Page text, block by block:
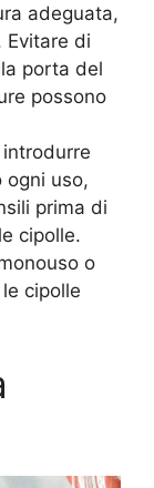
adeguata,
Evitare di
porta del
possono
ogni uso,
prima di
cipolle.
o
cipolle